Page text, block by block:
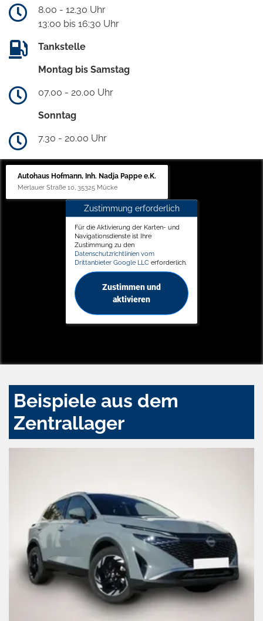
8.00 - 12.30 Uhr
13:00 bis 16:30 Uhr
Tankstelle
Montag bis Samstag
07.00 - 20.00 Uhr
Sonntag
7.30 - 20.00 Uhr
Autohaus Hofmann, Inh. Nadja Pappe e.K.
Merlauer Straße 10, 35325 Mücke
Zustimmung erforderlich
Für die Aktivierung der Karten- und
Navigationsdienste ist Ihre
Zustimmung zu den
Datenschutzrichtlinien vom
Drittanbieter Google LLC erforderlich.
Zustimmen und
aktivieren
Beispiele aus dem
Zentrallager